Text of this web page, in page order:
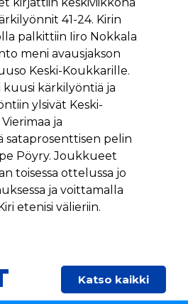
41-24. Kirin
palkittiin Iiro Nokkala
meni avausjakson
Keski-Koukkarille.
kuusi kärkilyöntiä ja
ylsivät Keski-
ja
sataprosenttisen pelin
Pöyry. Joukkueet
toisessa ottelussa jo
ja voittamalla
etenisi välieriin.
Katso kaikki